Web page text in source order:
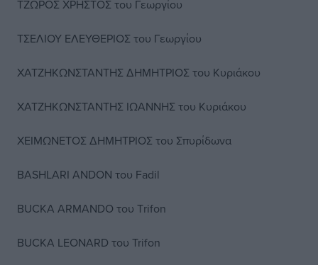
ΤΖΩΡΟΣ ΧΡΗΣΤΟΣ του Γεωργίου
ΤΣΕΛΙΟΥ ΕΛΕΥΘΕΡΙΟΣ του Γεωργίου
ΧΑΤΖΗΚΩΝΣΤΑΝΤΗΣ ΔΗΜΗΤΡΙΟΣ του Κυριάκου
ΧΑΤΖΗΚΩΝΣΤΑΝΤΗΣ ΙΩΑΝΝΗΣ του Κυριάκου
ΧΕΙΜΩΝΕΤΟΣ ΔΗΜΗΤΡΙΟΣ του Σπυρίδωνα
BASHLARI ANDON του Fadil
BUCKA ARMANDO του Τrifon
BUCKA LEONARD του Trifon